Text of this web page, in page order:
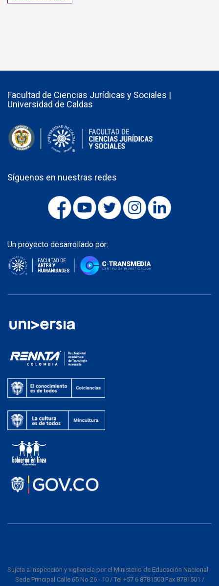
Facultad de Ciencias Jurídicas y Sociales |
Universidad de Caldas
Síguenos en nuestras redes
Un proyecto desarrollado por:
Sujeta a inspección y vigilancia por el Ministerio de Educación Nacional -
Sede Principal Calle 65 No 26 - 10 / Tel +57 6 8781500 Fax 8781501 /